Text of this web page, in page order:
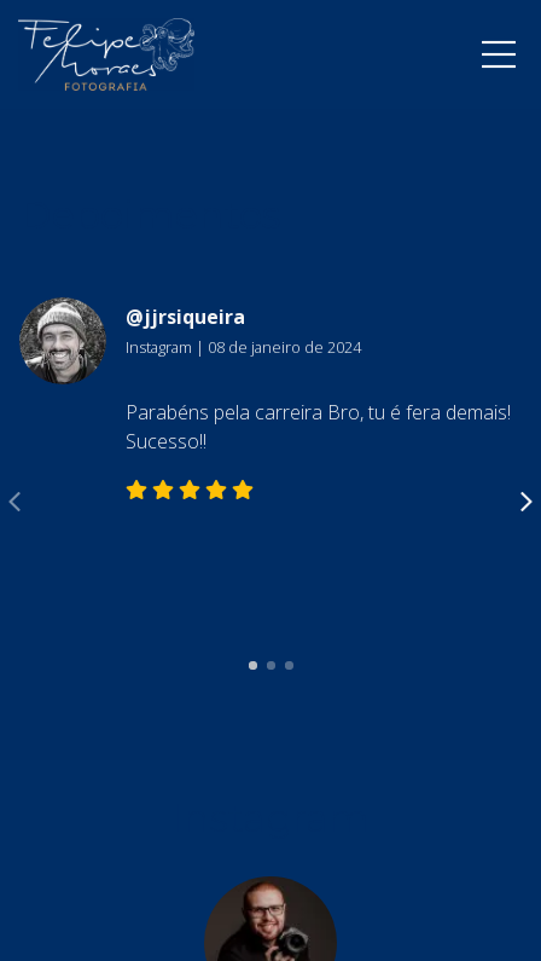
@jjrsiqueira
Instagram | 08 de janeiro de 2024
Parabéns pela carreira Bro, tu é fera demais!
Sucesso!!